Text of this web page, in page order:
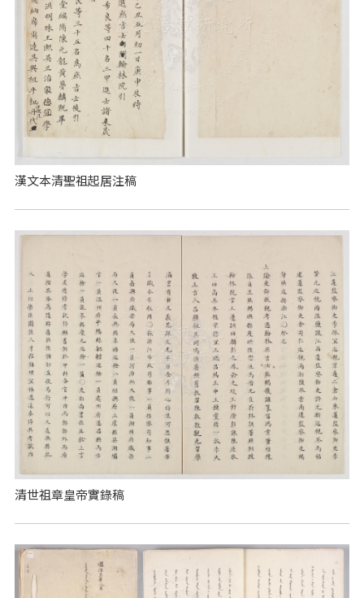
漢文本清聖祖起居注稿
清世祖章皇帝實錄稿